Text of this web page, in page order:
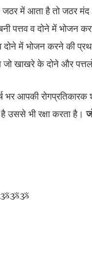
जठर में आता है तो जठर
पत्तव व दोने में भोजन
में भोजन करने की
खाखरे के दोने और
आपकी
उससे भी रक्षा करता है।